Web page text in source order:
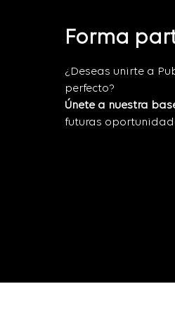
Forma
¿Deseas unirte a
perfecto?
Únete a nuestra
futuras